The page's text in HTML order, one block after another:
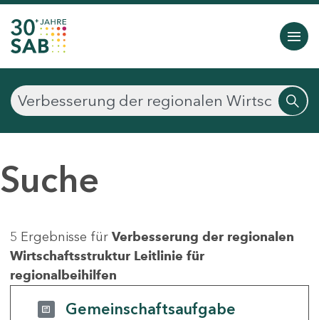
Suche
5 Ergebnisse für Verbesserung der regionalen
Wirtschaftsstruktur Leitlinie für
regionalbeihilfen
Gemeinschaftsaufgabe